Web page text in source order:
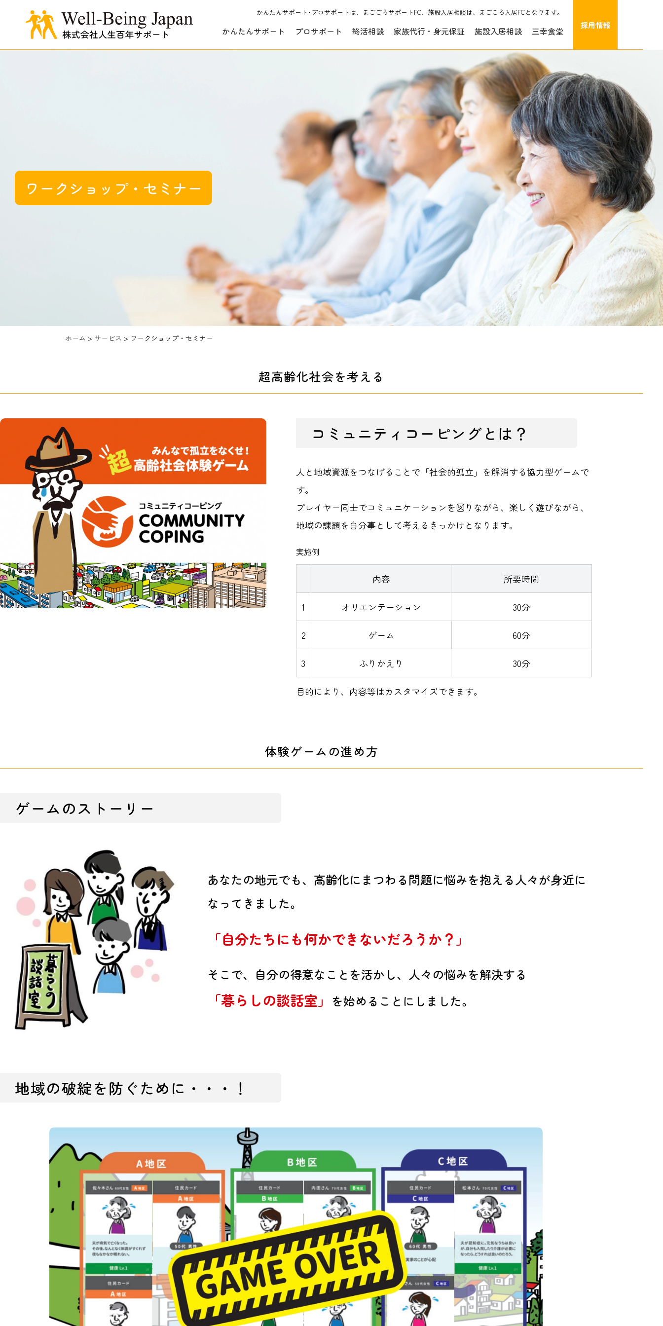
かんたんサポート プロサポート 終活相談 家族代行・身元保証 施設入居相談 三幸食堂
かんたんサポート･プロサポートは、まごごろサポートFC、施設入居相談は、まごころ入居FCとなります。
採用情報
ワークショップ・セミナー
ホーム > サービス > ワークショップ・セミナー
超高齢化社会を考える
コミュニティコーピングとは？
人と地域資源をつなげることで「社会的孤立」を解消する協力型ゲームで
す。
プレイヤー同士でコミュニケーションを図りながら、楽しく遊びながら、
地域の課題を自分事として考えるきっかけとなります。
実施例
内容 所要時間
1 オリエンテーション 30分
2 ゲーム 60分
3 ふりかえり 30分
目的により、内容等はカスタマイズできます。
体験ゲームの進め方
ゲームのストーリー
あなたの地元でも、高齢化にまつわる問題に悩みを抱える人々が身近に
なってきました。
「自分たちにも何かできないだろうか？」
そこで、自分の得意なことを活かし、人々の悩みを解決する
「暮らしの談話室」 を始めることにしました。
地域の破綻を防ぐために・・・！